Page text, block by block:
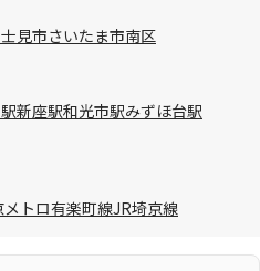
見市さいたま市南区
新座駅和光市駅みずほ台駅
メトロ有楽町線JR埼京線